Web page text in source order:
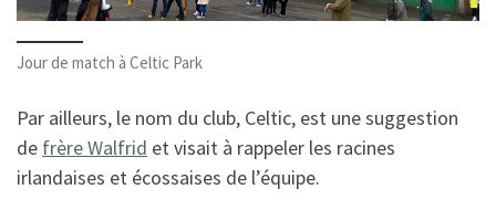
Jour de match à Celtic Park
Par ailleurs, le nom du club, Celtic, est une suggestion
de frère Walfrid et visait à rappeler les racines
irlandaises et écossaises de l’équipe.